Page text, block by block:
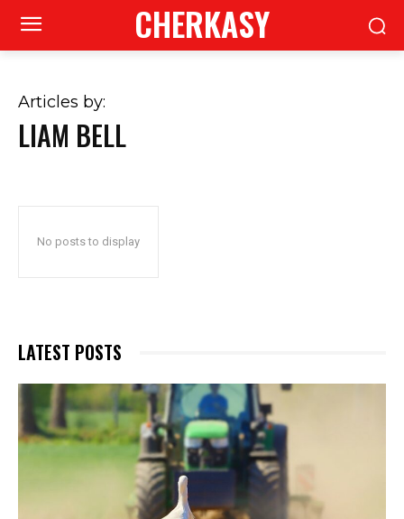
CHERKASY
Articles by:
LIAM BELL
No posts to display
LATEST POSTS